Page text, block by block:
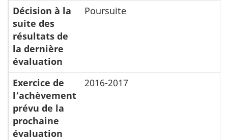
Décision à la
suite des
résultats de
la dernière
évaluation
Poursuite
Exercice de
l’achèvement
prévu de la
prochaine
évaluation
2016-2017